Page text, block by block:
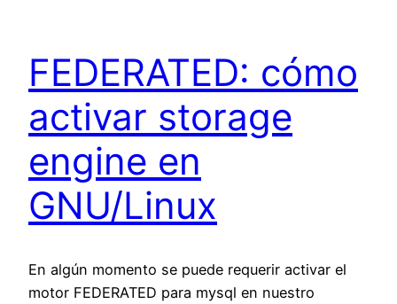
FEDERATED: cómo
activar storage
engine en
GNU/Linux
En algún momento se puede requerir activar el
motor FEDERATED para mysql en nuestro